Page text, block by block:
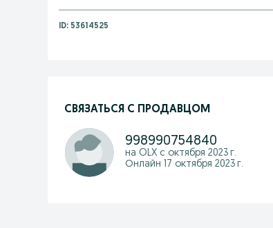
ID: 53614525
СВЯЗАТЬСЯ С ПРОДАВЦОМ
998990754840
на OLX с октября 2023 г.
Онлайн 17 октября 2023 г.